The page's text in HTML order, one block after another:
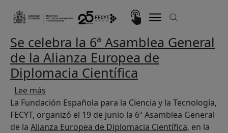
Imagen
Se celebra la 6ª Asamblea General
de la Alianza Europea de
Diplomacia Científica
Lee más
La Fundación Española para la Ciencia y la Tecnología,
FECYT, organizó el 19 de junio la 6ª Asamblea General
de la Alianza Europea de Diplomacia Científica, en la